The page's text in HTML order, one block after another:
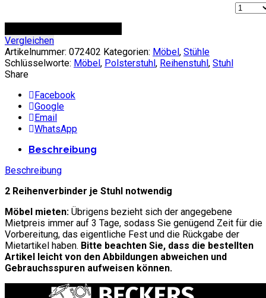
Anzahl
Vergleichen
Artikelnummer: 072402 Kategorien: Möbel, Stühle
Schlüsselworte: Möbel, Polsterstuhl, Reihenstuhl, Stuhl
Share
Facebook
Google
Email
WhatsApp
Beschreibung
Beschreibung
2 Reihenverbinder je Stuhl notwendig
Möbel mieten: Übrigens bezieht sich der angegebene
Mietpreis immer auf 3 Tage, sodass Sie genügend Zeit für die
Vorbereitung, das eigentliche Fest und die Rückgabe der
Mietartikel haben. Bitte beachten Sie, dass die bestellten
Artikel leicht von den Abbildungen abweichen und
Gebrauchsspuren aufweisen können.